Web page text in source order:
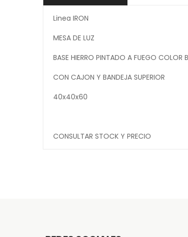
Linea IRON
MESA DE LUZ
BASE HIERRO PINTADO A FUEGO COLOR
CON CAJON Y BANDEJA SUPERIOR
40x40x60
CONSULTAR STOCK Y PRECIO